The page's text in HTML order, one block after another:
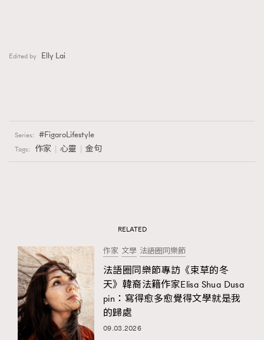
Edited by Elly Lai
Series: FigaroLifestyle
Tags: 作家 心靈 金句
RELATED
作家 文學 法語圈同樂節
法語圈同樂節專訪《束草的冬
天》韓裔法籍作家Elisa Shua Dusa
pin：寫得愈多愈覺得文學就是我
的歸處
09.03.2026